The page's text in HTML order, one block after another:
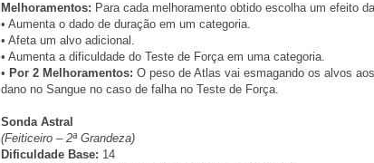
Melhoramentos: Para cada melhoramento obtido escolha um efeito
• Aumenta o dado de duração em um categoria.
• Afeta um alvo adicional.
• Aumenta a dificuldade do Teste de Força em uma categoria.
• Por 2 Melhoramentos: O peso de Atlas vai esmagando os alvos
dano no Sangue no caso de falha no Teste de Força.
Sonda Astral
(Feiticeiro – 2ª Grandeza)
Dificuldade Base: 14